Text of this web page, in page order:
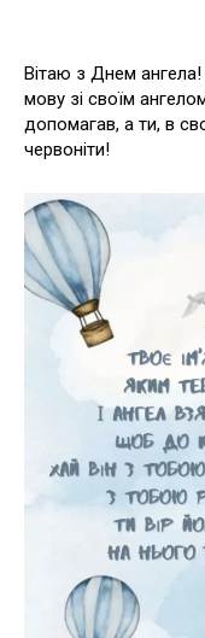
Вітаю з Днем
мову зі своїм
допомагав, а ти, в
червоніти!